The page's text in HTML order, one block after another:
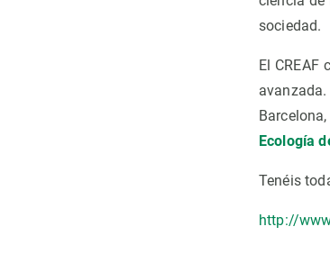
sociedad.
El
Ecología
Tenéis
http://